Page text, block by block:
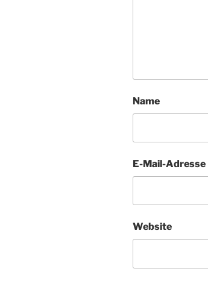
Name
E-Mail-Adresse
Website